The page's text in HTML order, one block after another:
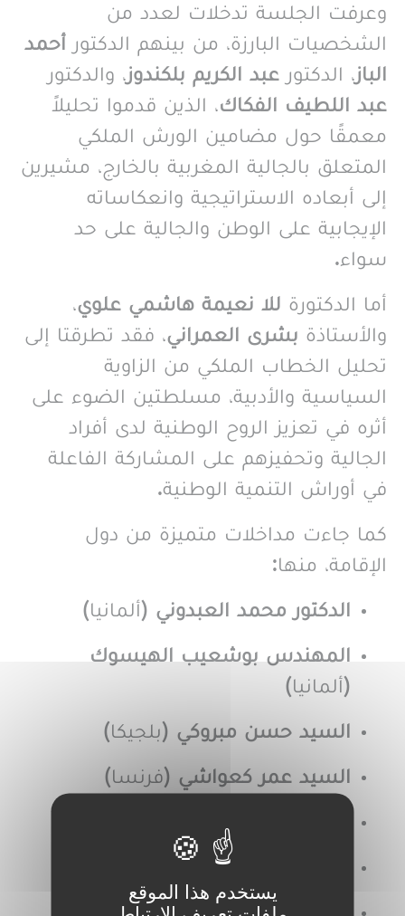
وعرفت الجلسة تدخلات لعدد من
الشخصيات البارزة، من بينهم الدكتور أحمد
الباز، الدكتور عبد الكريم بلكندوز، والدكتور
عبد اللطيف الفكاك، الذين قدموا تحليلاً
معمقًا حول مضامين الورش الملكي
المتعلق بالجالية المغربية بالخارج، مشيرين
إلى أبعاده الاستراتيجية وانعكاساته
الإيجابية على الوطن والجالية على حد
سواء.
أما الدكتورة للا نعيمة هاشمي علوي،
والأستاذة بشرى العمراني، فقد تطرقتا إلى
تحليل الخطاب الملكي من الزاوية
السياسية والأدبية، مسلطتين الضوء على
أثره في تعزيز الروح الوطنية لدى أفراد
الجالية وتحفيزهم على المشاركة الفاعلة
في أوراش التنمية الوطنية.
كما جاءت مداخلات متميزة من دول
الإقامة، منها:
الدكتور محمد العبدوني (ألمانيا)
المهندس بوشعيب الهيسوك
(ألمانيا)
السيد حسن مبروكي (بلجيكا)
السيد عمر كعواشي (فرنسا)
السيد جعفر تادير
يستخدم هذا الموقع